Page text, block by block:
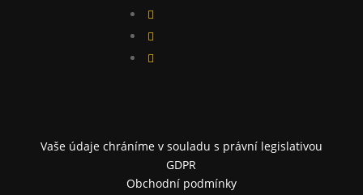



Vaše údaje chráníme v souladu s právní legislativou
GDPR
Obchodní podmínky